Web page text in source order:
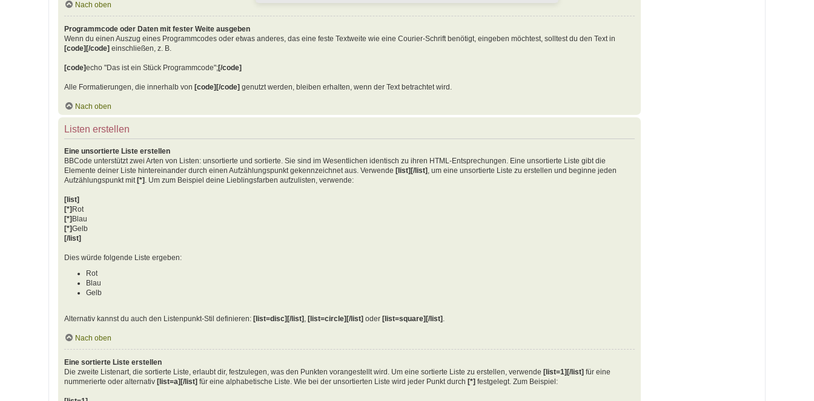
Nach oben
Programmcode oder Daten mit fester Weite ausgeben
Wenn du einen Auszug eines Programmcodes oder etwas anderes, das eine feste Textweite wie eine Courier-Schrift benötigt, eingeben möchtest, solltest du den Text in
[code][/code] einschließen, z. B.
[code]echo "Das ist ein Stück Programmcode";[/code]
Alle Formatierungen, die innerhalb von [code][/code] genutzt werden, bleiben erhalten, wenn der Text betrachtet wird.
Nach oben
Listen erstellen
Eine unsortierte Liste erstellen
BBCode unterstützt zwei Arten von Listen: unsortierte und sortierte. Sie sind im Wesentlichen identisch zu ihren HTML-Entsprechungen. Eine unsortierte Liste gibt die
Elemente deiner Liste hintereinander durch einen Aufzählungspunkt gekennzeichnet aus. Verwende [list][/list] , um eine unsortierte Liste zu erstellen und beginne jeden
Aufzählungspunkt mit [*] . Um zum Beispiel deine Lieblingsfarben aufzulisten, verwende:
[list]
[*] Rot
[*] Blau
[*]Gelb
[/list]
Dies würde folgende Liste ergeben:
Rot
Blau
Gelb
Alternativ kannst du auch den Listenpunkt-Stil definieren: [list=disc][/list] [list=circle][/list] oder [list=square][/list]
Nach oben
Eine sortierte Liste erstellen
Die zweite Listenart, die sortierte Liste, erlaubt dir, festzulegen, was den Punkten vorangestellt wird. Um eine sortierte Liste zu erstellen, verwende [list=1][/list] für eine
nummerierte oder alternativ [list=a][/list] für eine alphabetische Liste. Wie bei der unsortierten Liste wird jeder Punkt durch [*] festgelegt. Zum Beispiel: